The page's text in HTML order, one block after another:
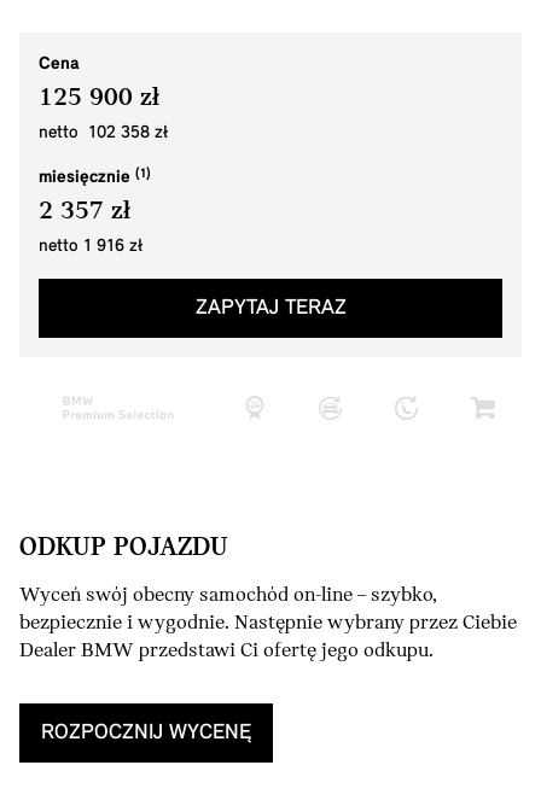
Cena
125 900 zł
netto 102 358 zł
miesięcznie
2 357 zł
netto 1 916 zł
ZAPYTAJ TERAZ
ODKUP POJAZDU
Wyceń swój obecny samochód on-line – szybko,
bezpiecznie i wygodnie. Następnie wybrany przez Ciebie
Dealer BMW przedstawi Ci ofertę jego odkupu.
ROZPOCZNIJ WYCENĘ